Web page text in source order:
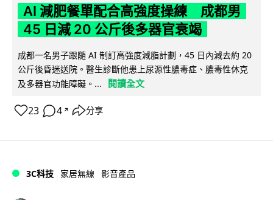
AI 減肥餐單配合高強度操練 成都男
45 日減 20 公斤後多器官衰竭
成都一名男子跟隨 AI 制訂高強度減脂計劃，45 日內減去約 20
公斤後昏迷送院。醫生診斷他患上尿源性膿毒症、膿毒性休克
及多器官功能障礙。...
閱讀全文
23 4 ↗ 分享
3C科技 家居無線 影音產品